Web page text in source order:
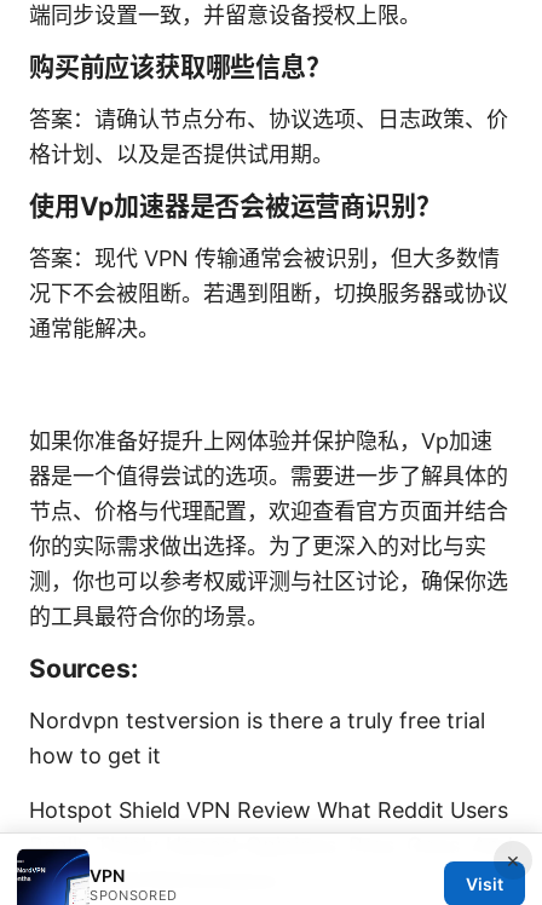
端同步设置一致，并留意设备授权上限。
购买前应该获取哪些信息？
答案：请确认节点分布、协议选项、日志政策、价
格计划、以及是否提供试用期。
使用Vp加速器是否会被运营商识别？
答案：现代 VPN 传输通常会被识别，但大多数情
况下不会被阻断。若遇到阻断，切换服务器或协议
通常能解决。
如果你准备好提升上网体验并保护隐私，Vp加速
器是一个值得尝试的选项。需要进一步了解具体的
节点、价格与代理配置，欢迎查看官方页面并结合
你的实际需求做出选择。为了更深入的对比与实
测，你也可以参考权威评测与社区讨论，确保你选
的工具最符合你的场景。
Sources:
Nordvpn testversion is there a truly free trial
how to get it
Hotspot Shield VPN Review What Reddit Users
Really Think: Honest Opinions, Pros, Cons, And
Real-World Performance
×
VPN
SPONSORED
Visit